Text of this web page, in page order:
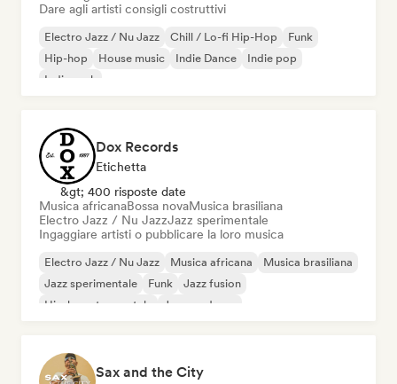
Dare agli artisti consigli costruttivi
Electro Jazz / Nu Jazz Chill / Lo-fi Hip-Hop
Funk
Hip-hop
House music Indie Dance
Indie pop
Indie rock
Dox Records
Etichetta
&gt; 400 risposte date
Musica africanaBossa novaMusica brasiliana
Electro Jazz / Nu JazzJazz sperimentale
Ingaggiare artisti o pubblicare la loro musica
Electro Jazz / Nu Jazz Musica africana
Musica brasiliana
Jazz sperimentale
Funk
Jazz fusion
Hip-hop strumentale
Jazz moderno
Sax and the City